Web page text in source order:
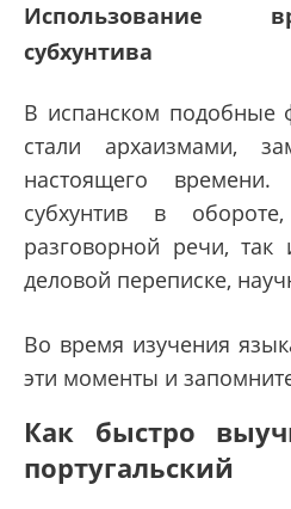
Использование
субхунтива
В испанском
стали архаизмами,
настоящего
субхунтив в
разговорной речи, так
деловой переписке,
Во время изучения
эти моменты и
Как быстро
португальский